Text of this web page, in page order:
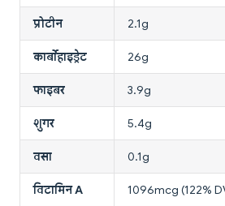
प्रोटीन 2.1g
कार्बोहाइड्रेट 26g
फाइबर 3.9g
शुगर 5.4g
वसा 0.1g
विटामिन A 1096mcg (122%